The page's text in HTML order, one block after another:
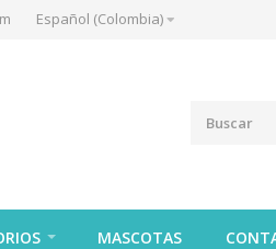
Español (Colombia)
MASCOTAS